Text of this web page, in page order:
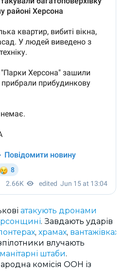
атакують дронами
. Завдають ударів
, храмах, вантажівках
влучають
штаби.
комісія ООН із